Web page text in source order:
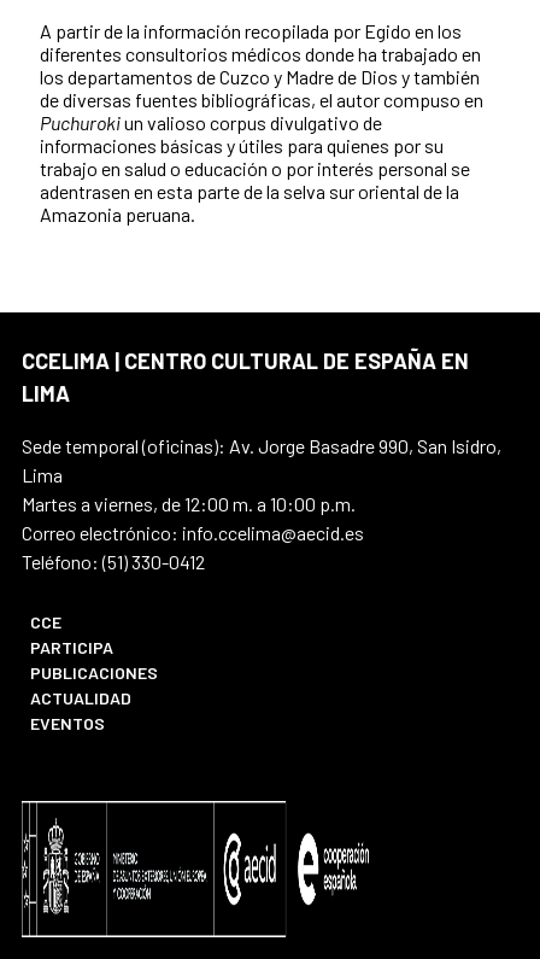
A partir de la información recopilada por Egido en los
diferentes consultorios médicos donde ha trabajado en
los departamentos de Cuzco y Madre de Dios y también
de diversas fuentes bibliográficas, el autor compuso en
Puchurokiun valioso corpus divulgativo de
informaciones básicas y útiles para quienes por su
trabajo en salud o educación o por interés personal se
adentrasen en esta parte de la selva sur oriental de la
Amazonia peruana.
CCELIMA | CENTRO CULTURAL DE ESPAÑA EN
LIMA
Sede temporal (oficinas): Av. Jorge Basadre 990, San Isidro,
Lima
Martes a viernes, de 12:00 m. a 10:00 p.m.
Correo electrónico: info.ccelima@aecid.es
Teléfono: (51) 330-0412
CCE
PARTICIPA
PUBLICACIONES
ACTUALIDAD
EVENTOS